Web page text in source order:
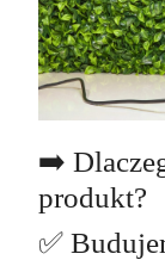
➡️
produkt?
✅